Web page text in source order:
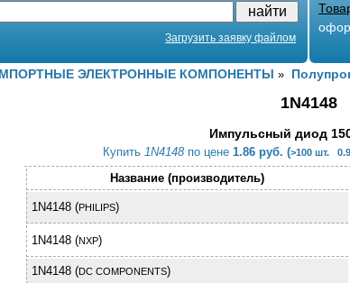
1N4148
Импульсный диод
Купить 1N4148по цене 1.86 руб. (>100 шт.
Название (производитель)
1N4148 (PHILIPS)
1N4148 (NXP)
1N4148 (DC COMPONENTS)
ЭЛЕКТРОННЫЕ КОМПОНЕНТЫ »
Загрузить заявку файлом